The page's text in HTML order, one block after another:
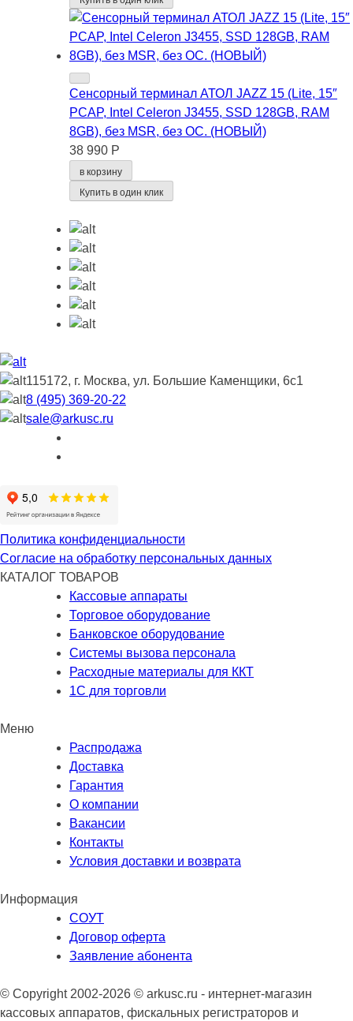
Сенсорный терминал АТОЛ JAZZ 15 (Lite, 15″
PCAP, Intel Celeron J3455, SSD 128GB, RAM
8GB), без MSR, без ОС. (НОВЫЙ)
38 990 Р
в корзину
Купить в один клик
115172, г. Москва, ул. Большие Каменщики, 6с1
8 (495) 369-20-22
sale@arkusc.ru
Политика конфиденциальности
Согласие на обработку персональных данных
КАТАЛОГ ТОВАРОВ
Кассовые аппараты
Торговое оборудование
Банковское оборудование
Системы вызова персонала
Расходные материалы для ККТ
1С для торговли
Меню
Распродажа
Доставка
Гарантия
О компании
Вакансии
Контакты
Условия доставки и возврата
Информация
СОУТ
Договор оферта
Заявление абонента
© Copyright 2002-2026 © arkusc.ru - интернет-магазин
кассовых аппаратов, фискальных регистраторов и